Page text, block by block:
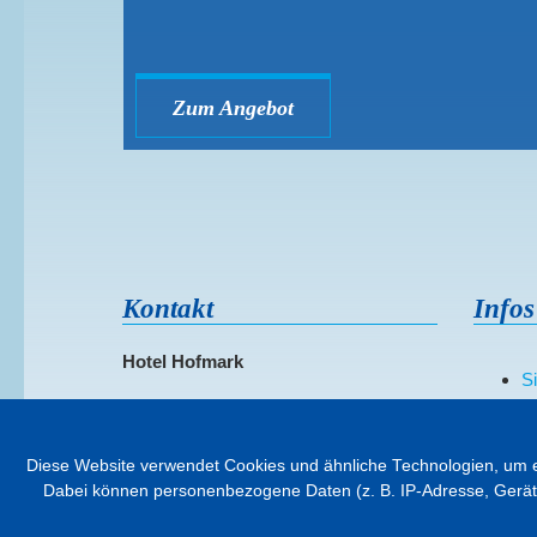
Diese Website verwendet Cookies und ähnliche Technologien,
Dabei können personenbezogene Daten (z. B. IP-Adresse,
Zum Angebot
Kontakt
Hotel Hofmark
Telefon: 08563/2960
Infos